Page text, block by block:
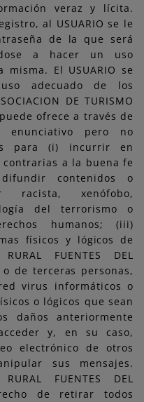
veraz y lícita.
al USUARIO se le
de la que será
a hacer un uso
El USUARIO se
adecuado de los
DE TURISMO
puede ofrece a través de
pero no
para (i) incurrir en
a la buena fe
contenidos o
racista, xenófobo,
del terrorismo o
humanos; (iii)
físicos y lógicos de
FUENTES DEL
o de terceras personas,
virus informáticos o
o lógicos que sean
daños anteriormente
y, en su caso,
electrónico de otros
sus mensajes.
FUENTES DEL
de retirar todos